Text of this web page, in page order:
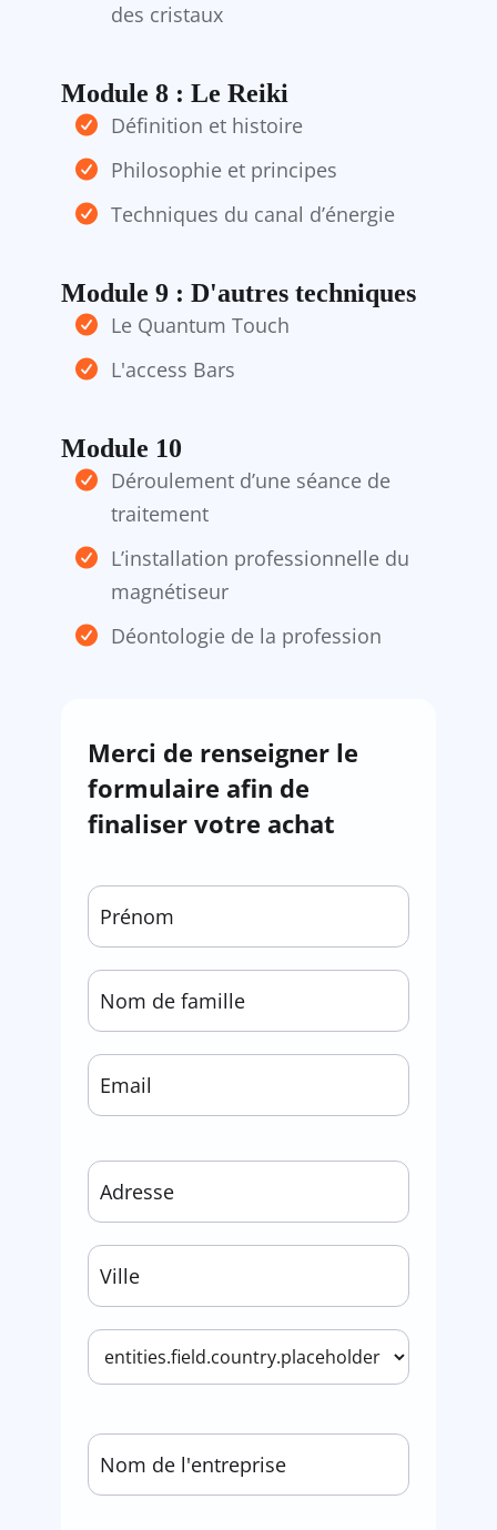
des cristaux
Module 8 : Le Reiki
Définition et histoire
Philosophie et principes
Techniques du canal d’énergie
Module 9 : D'autres techniques
Le Quantum Touch
L'access Bars
Module 10
Déroulement d’une séance de
traitement
L’installation professionnelle du
magnétiseur
Déontologie de la profession
Merci de renseigner le
formulaire afin de
finaliser votre achat